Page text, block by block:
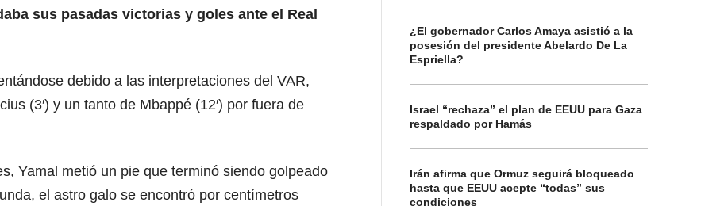
sus pasadas victorias y goles ante el Real
debido a las interpretaciones del VAR,
(3′) y un tanto de Mbappé (12′) por fuera de
Yamal metió un pie que terminó siendo golpeado
el astro galo se encontró por centímetros
¿El gobernador Carlos Amaya asistió a la
posesión del presidente Abelardo De La
Espriella?
Israel “rechaza” el plan de EEUU para Gaza
respaldado por Hamás
Irán afirma que Ormuz seguirá bloqueado
hasta que EEUU acepte “todas” sus
condiciones